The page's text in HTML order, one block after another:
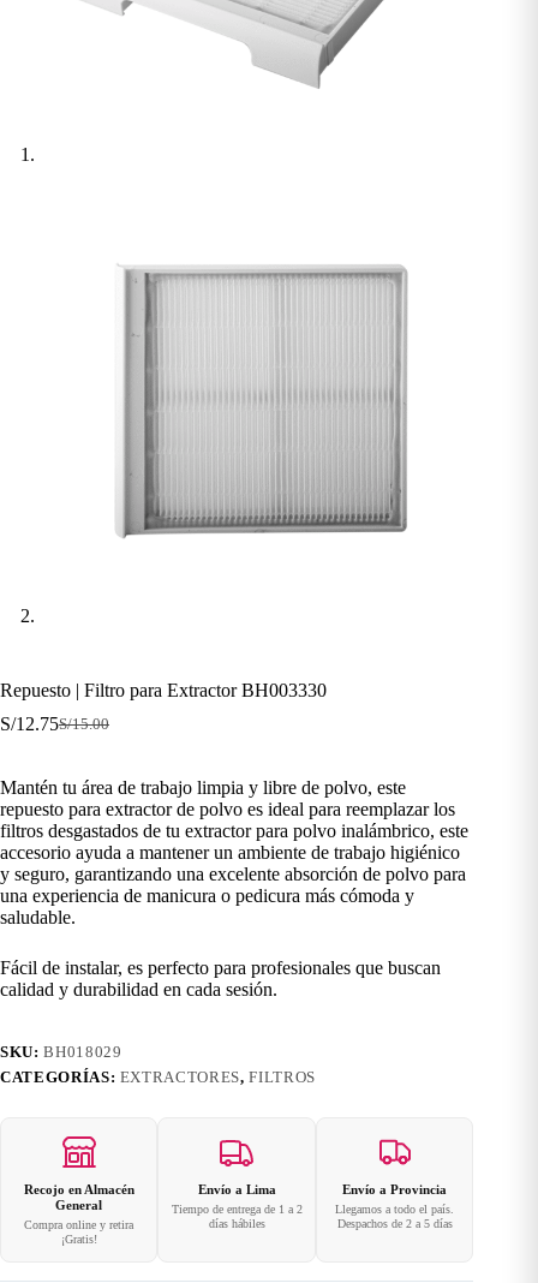
Repuesto | Filtro para Extractor BH003330
S/15.00
El
original
era:
S/15.00.
S/12.75El
actual
es:
S/12.75.
Mantén tu área de trabajo limpia y libre de polvo, este
repuesto para extractor de polvo es ideal para reemplazar los
filtros desgastados de tu extractor para polvo inalámbrico, este
accesorio ayuda a mantener un ambiente de trabajo higiénico
y seguro, garantizando una excelente absorción de polvo para
una experiencia de manicura o pedicura más cómoda y
saludable.
Fácil de instalar, es perfecto para profesionales que buscan
calidad y durabilidad en cada sesión.
SKU:BH018029
CATEGORÍAS: EXTRACTORES,FILTROS
Recojo en Almacén
General
Compra online y retira
¡Gratis!
Envío a Lima
Tiempo de entrega de 1 a 2
días hábiles
Envío a Provincia
Llegamos a todo el país.
Despachos de 2 a 5 días